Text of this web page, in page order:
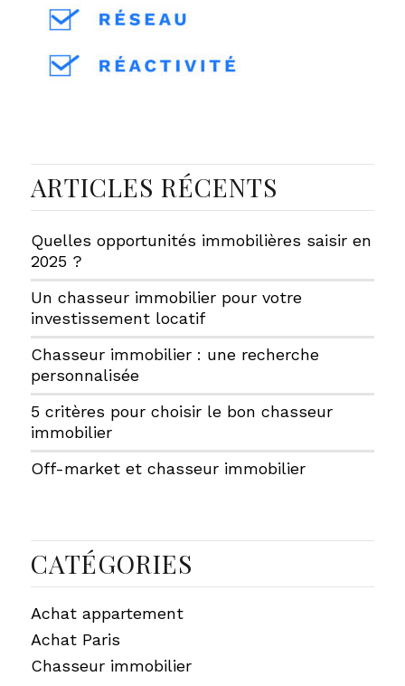
ARTICLES RÉCENTS
Quelles opportunités immobilières saisir en
2025 ?
Un chasseur immobilier pour votre
investissement locatif
Chasseur immobilier : une recherche
personnalisée
5 critères pour choisir le bon chasseur
immobilier
Off-market et chasseur immobilier
CATÉGORIES
Achat appartement
Achat Paris
Chasseur immobilier